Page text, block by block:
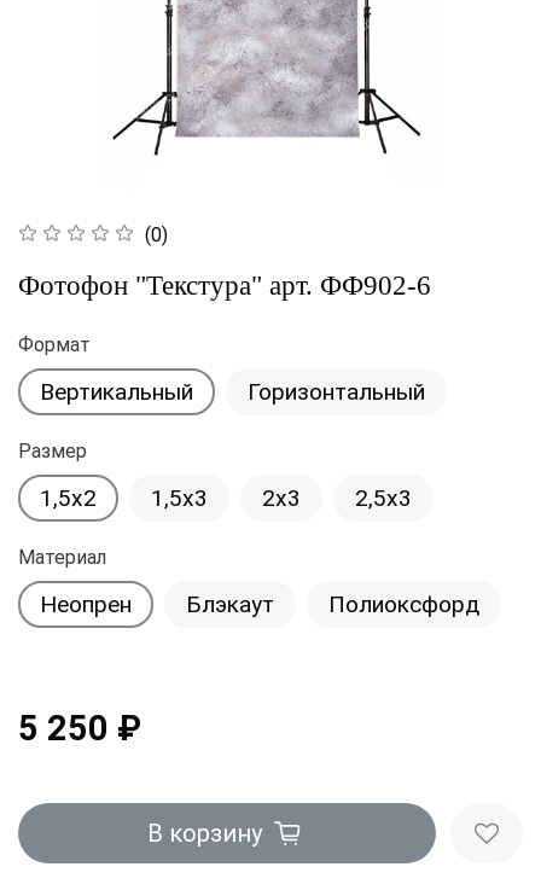
(0)
Фотофон "Текстура" арт. ФФ902-6
Формат
Вертикальный Горизонтальный
Размер
1,5x2 1,5x3 2x3 2,5x3
Материал
Неопрен Блэкаут Полиоксфорд
5 250 ₽
В корзину